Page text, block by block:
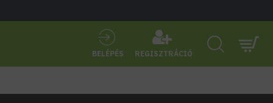
BELÉPÉS REGISZTRÁCIÓ